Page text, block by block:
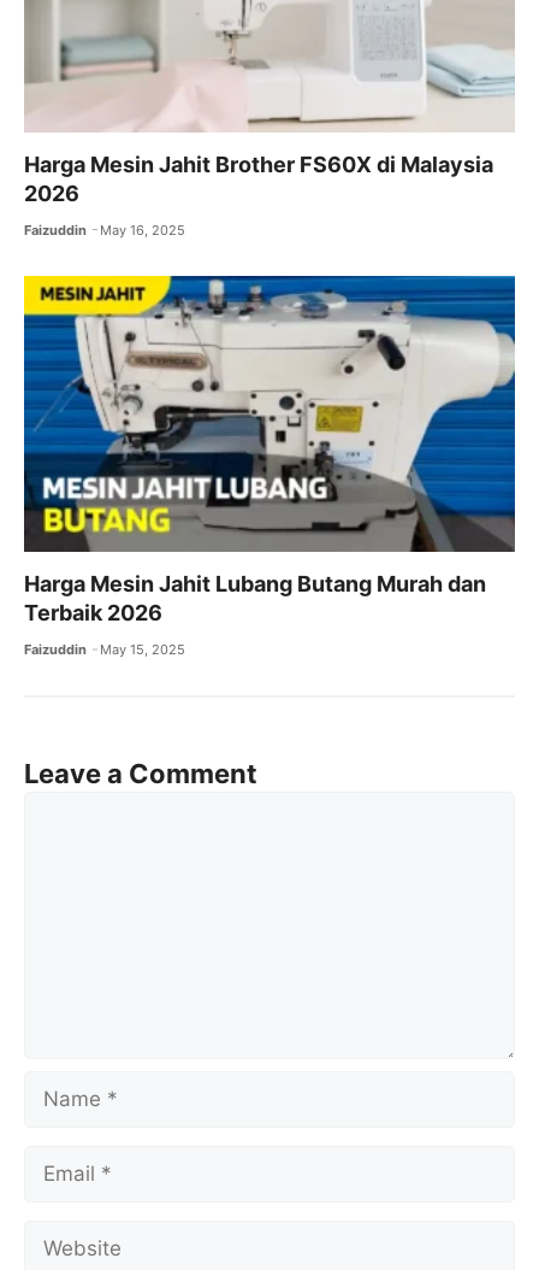
Harga Mesin Jahit Brother FS60X di Malaysia
2026
Faizuddin May 16, 2025
Harga Mesin Jahit Lubang Butang Murah dan
Terbaik 2026
Faizuddin May 15, 2025
Leave a Comment
Name
Email
Website